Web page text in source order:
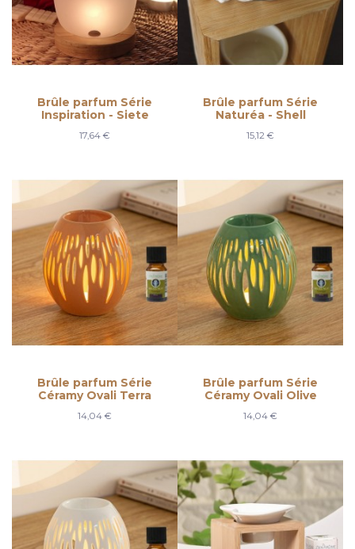
Brûle parfum Série
Inspiration - Siete
17,64 €
Brûle parfum Série
Naturéa - Shell
15,12 €
Brûle parfum Série
Céramy Ovali Terra
14,04 €
Brûle parfum Série
Céramy Ovali Olive
14,04 €